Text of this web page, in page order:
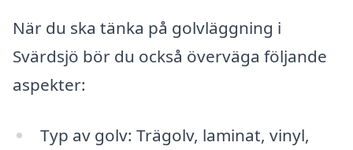
När du ska tänka på golvläggning i
Svärdsjö bör du också överväga följande
aspekter:
Typ av golv: Trägolv, laminat, vinyl,